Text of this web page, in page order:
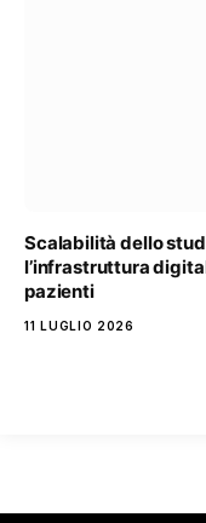
Scalabilità dello
l’infrastruttura
pazienti
11 LUGLIO 2026